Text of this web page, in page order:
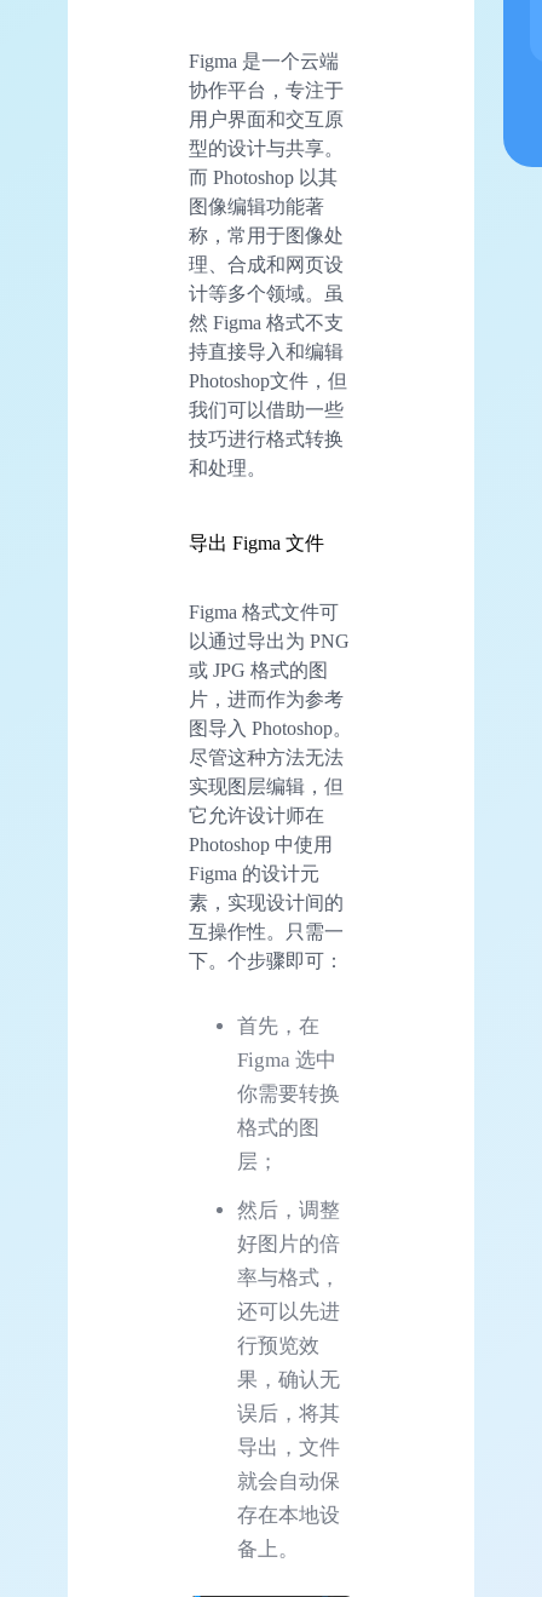
Figma 是一个云端
协作平台，专注于
用户界面和交互原
型的设计与共享。
而 Photoshop 以其
图像编辑功能著
称，常用于图像处
理、合成和网页设
计等多个领域。虽
然 Figma 格式不支
持直接导入和编辑
Photoshop文件，但
我们可以借助一些
技巧进行格式转换
和处理。
导出 Figma 文件
Figma 格式文件可
以通过导出为 PNG
或 JPG 格式的图
片，进而作为参考
图导入 Photoshop。
尽管这种方法无法
实现图层编辑，但
它允许设计师在
Photoshop 中使用
Figma 的设计元
素，实现设计间的
互操作性。只需一
下。个步骤即可：
首先，在
Figma 选中
你需要转换
格式的图
层；
然后，调整
好图片的倍
率与格式，
还可以先进
行预览效
果，确认无
误后，将其
导出，文件
就会自动保
存在本地设
备上。